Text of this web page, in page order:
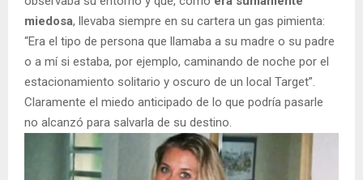
miedosa, llevaba siempre en su cartera un gas pimienta:
“Era el tipo de persona que llamaba a su madre o su padre
o a mí si estaba, por ejemplo, caminando de noche por el
estacionamiento solitario y oscuro de un local Target”.
Claramente el miedo anticipado de lo que podría pasarle
no alcanzó para salvarla de su destino.